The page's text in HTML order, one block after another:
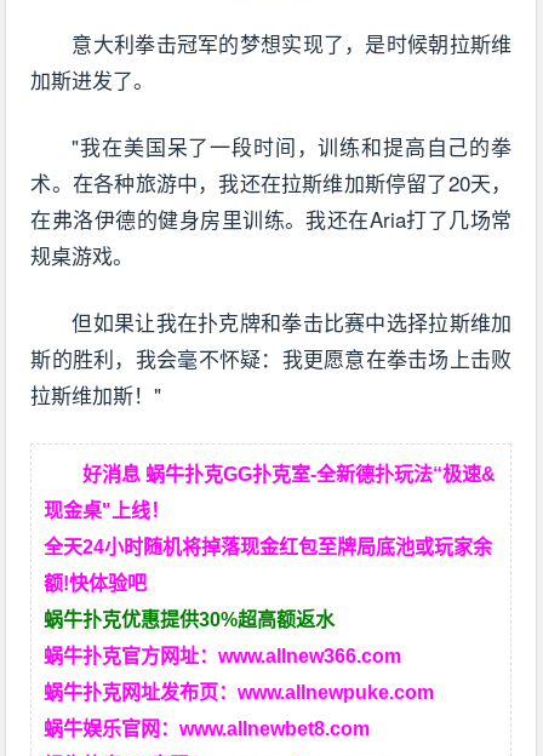
意大利拳击冠军的梦想实现了，是时候朝拉斯维
加斯进发了。
"我在美国呆了一段时间，训练和提高自己的拳
术。在各种旅游中，我还在拉斯维加斯停留了20天，
在弗洛伊德的健身房里训练。我还在Aria打了几场常
规桌游戏。
但如果让我在扑克牌和拳击比赛中选择拉斯维加
斯的胜利，我会毫不怀疑：我更愿意在拳击场上击败
拉斯维加斯！"
好消息 蜗牛扑克GG扑克室-全新德扑玩法“极速&
现金桌"上线！
全天24小时随机将掉落现金红包至牌局底池或玩家余
额!快体验吧
蜗牛扑克优惠提供30%超高额返水
蜗牛扑克官方网址：www.allnew366.com
蜗牛扑克网址发布页：www.allnewpuke.com
蜗牛娱乐官网：www.allnewbet8.com